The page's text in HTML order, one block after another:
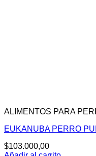
ALIMENTOS PARA
EUKANUBA PERRO
$103.000,00